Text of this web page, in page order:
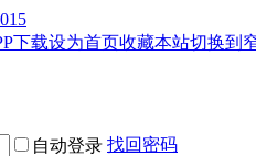
下载设为首页收藏本站切换到
自动登录 找回密码